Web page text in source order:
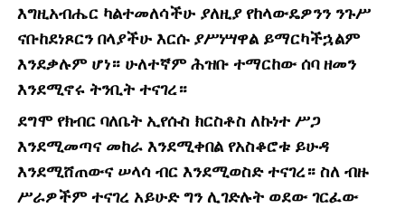
እግዚአብሔር ካልተመለሳችሁ ያለዚያ የከላውዴዎንን ንጉሥ
ናቡከደነጾርን በላያችሁ እርሱ ያሥነሣዋል ይማርካችኋልም
እንደቃሉም ሆነ። ሁለተኛም ሕዝቡ ተማርከው ሰባ ዘመን
እንደሚኖሩ ትንቢት ተናገረ።
ደግሞ የክብር ባለቤት ኢየሱስ ክርስቶስ ለኩነተ ሥጋ
እንደሚመጣና መከራ እንደሚቀበል የአስቆሮቱ ይሁዳ
እንደሚሸጠውና ሠላሳ ብር እንደሚወስድ ተናገረ። ስለ ብዙ
ሥራዎችም ተናገረ አይሁድ ግን ሊገድሉት ወደው ገርፈው